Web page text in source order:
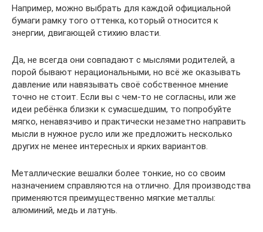
Например, можно выбрать для каждой официальной
бумаги рамку того оттенка, который относится к
энергии, двигающей стихию власти.
Да, не всегда они совпадают с мыслями родителей, а
порой бывают нерациональными, но всё же оказывать
давление или навязывать своё собственное мнение
точно не стоит. Если вы с чем-то не согласны, или же
идеи ребёнка близки к сумасшедшим, то попробуйте
мягко, ненавязчиво и практически незаметно направить
мысли в нужное русло или же предложить несколько
других не менее интересных и ярких вариантов.
Металлические вешалки более тонкие, но со своим
назначением справляются на отлично. Для производства
применяются преимущественно мягкие металлы:
алюминий, медь и латунь.